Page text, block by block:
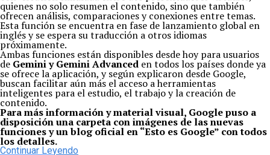
quienes no solo resumen el contenido, sino que también
ofrecen análisis, comparaciones y conexiones entre temas.
Esta función se encuentra en fase de lanzamiento global en
inglés y se espera su traducción a otros idiomas
próximamente.
Ambas funciones están disponibles desde hoy para usuarios
de Gemini y Gemini Advanced en todos los países donde ya
se ofrece la aplicación, y según explicaron desde Google,
buscan facilitar aún más el acceso a herramientas
inteligentes para el estudio, el trabajo y la creación de
contenido.
Para más información y material visual, Google puso a
disposición una carpeta con imágenes de las nuevas
funciones y un blog oficial en “Esto es Google” con todos
los detalles.
Continuar Leyendo